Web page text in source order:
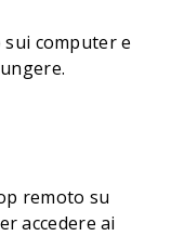
computer e
remoto su
accedere ai